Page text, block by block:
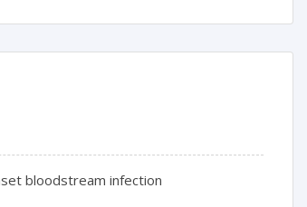
bloodstream infection